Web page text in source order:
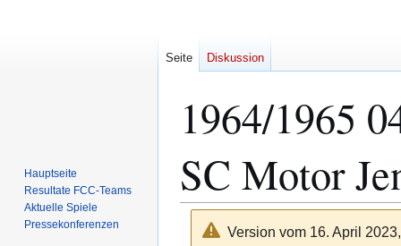
1964/1965
SC Motor
Version vom 16. April
Seite Diskussion
Hauptseite
Resultate FCC-Teams
Aktuelle Spiele
Pressekonferenzen